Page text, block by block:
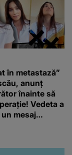
în metastază”
anunț
înainte să
Vedeta a
mesaj